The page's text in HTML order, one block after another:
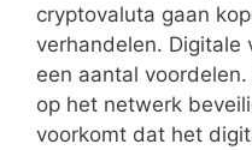
cryptovaluta gaan
verhandelen. Digitale
een aantal
op het netwerk
voorkomt dat het